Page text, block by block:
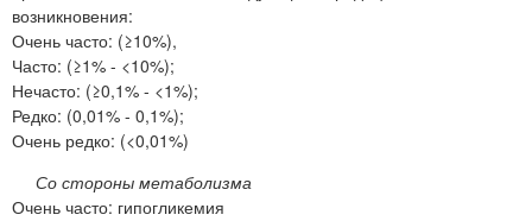
возникновения:
Очень часто: (≥10%),
Часто: (≥1% - <10%);
Нечасто: (≥0,1% - <1%);
Редко: (0,01% - 0,1%);
Очень редко: (<0,01%)
Со стороны метаболизма
Очень часто: гипогликемия